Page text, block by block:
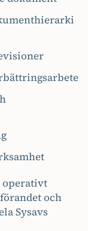
operativt
och
Sysavs